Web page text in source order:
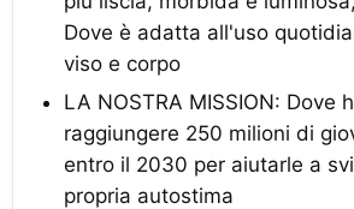
Dove è adatta all'uso
viso e corpo
LA NOSTRA MISSION: Dove
raggiungere 250 milioni di
entro il 2030 per aiutarle a
propria autostima